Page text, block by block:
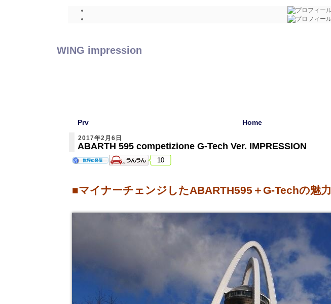
WING impression
Prv Home
2017年2月6日
ABARTH 595 competizione G-Tech Ver. IMPRESSION
10
■マイナーチェンジしたABARTH595＋G-Techの魅力